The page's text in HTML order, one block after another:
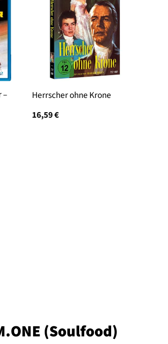
–
Herrscher ohne Krone
16,59€
(Soulfood)